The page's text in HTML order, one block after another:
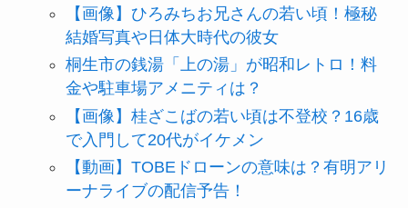
【画像】ひろみちお兄さんの若い頃！極秘
結婚写真や日体大時代の彼女
桐生市の銭湯「上の湯」が昭和レトロ！料
金や駐車場アメニティは？
【画像】桂ざこばの若い頃は不登校？16歳
で入門して20代がイケメン
【動画】TOBEドローンの意味は？有明アリ
ーナライブの配信予告！